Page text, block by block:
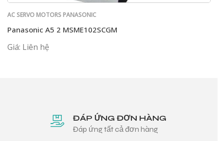
AC SERVO MOTORS PANASONIC
Panasonic A5 2 MSME102SCGM
Giá: Liên hệ
ĐÁP ỨNG ĐƠN HÀNG
Đáp ứng tất cả đơn hàng